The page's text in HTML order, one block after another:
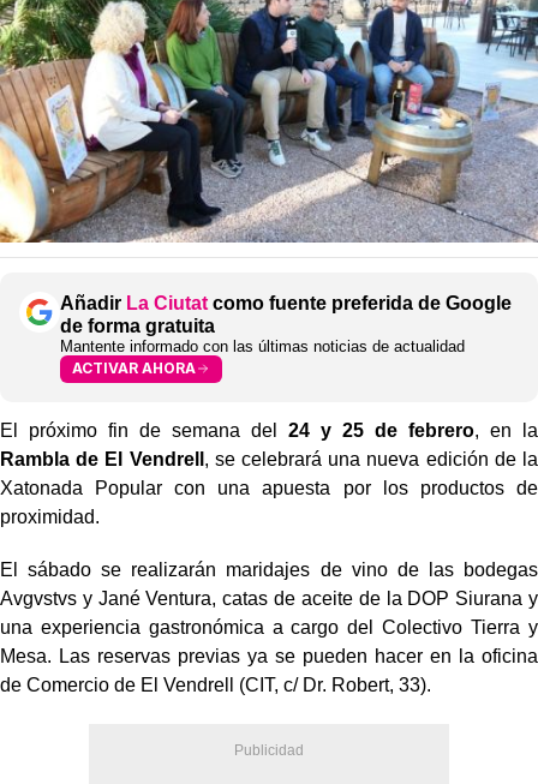
Añadir La Ciutat como fuente preferida de Google
de forma gratuita
Mantente informado con las últimas noticias de actualidad
ACTIVAR AHORA
El próximo fin de semana del 24 y 25 de febrero, en la
Rambla de El Vendrell , se celebrará una nueva edición de la
Xatonada Popular con una apuesta por los productos de
proximidad.
El sábado se realizarán maridajes de vino de las bodegas
Avgvstvs y Jané Ventura, catas de aceite de la DOP Siurana y
una experiencia gastronómica a cargo del Colectivo Tierra y
Mesa. Las reservas previas ya se pueden hacer en la oficina
de Comercio de El Vendrell (CIT, c/ Dr. Robert, 33).